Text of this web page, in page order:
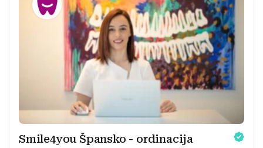
Smile4you Špansko - ordinacija